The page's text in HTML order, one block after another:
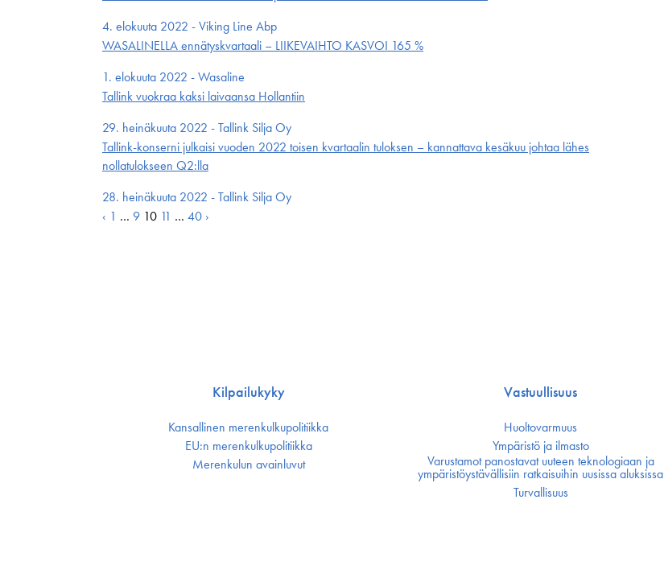
4. elokuuta 2022 - Viking Line Abp
WASALINELLA ennätyskvartaali – LIIKEVAIHTO KASVOI 165 %
1. elokuuta 2022 - Wasaline
Tallink vuokraa kaksi laivaansa Hollantiin
29. heinäkuuta 2022 - Tallink Silja Oy
Tallink-konserni julkaisi vuoden 2022 toisen kvartaalin tuloksen – kannattava kesäkuu johtaa lähes
nollatulokseen Q2:lla
28. heinäkuuta 2022 - Tallink Silja Oy
Artikkelien
‹ 1 … 9 10 11 … 40 ›
Kilpailukyky
Kansallinen merenkulku­politiikka
EU:n merenkulku­politiikka
Merenkulun avainluvut
Vastuullisuus
Huoltovarmuus
Ympäristö ja ilmasto
Varustamot panostavat uuteen teknologiaan ja
ympäristöystävällisiin ratkaisuihin uusissa aluksissa
Turvallisuus